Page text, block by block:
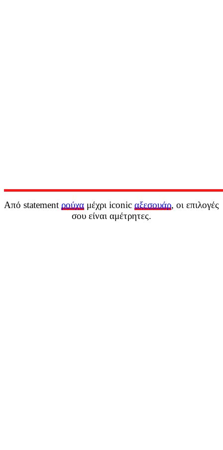
Από statement ρούχα μέχρι iconic αξεσουάρ, οι επιλογές
σου είναι αμέτρητες.